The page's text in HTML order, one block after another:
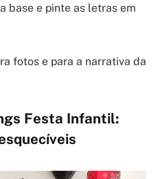
base e pinte as letras em
fotos e para a narrativa da
Festa Infantil: